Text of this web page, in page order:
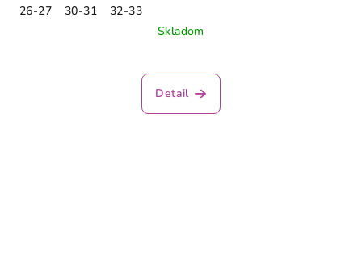
26-27 30-31
32-33
Skladom
Detail